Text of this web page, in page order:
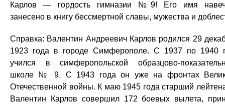
Карлов — гордость гимназии №9! Его имя
занесено в книгу бессмертной славы, мужества и
Справка: Валентин Андреевич Карлов родился 29
1923 года в городе Симферополе. С 1937 по 1940
учился в симферопольской образцово-
школе № 9. С 1943 года он уже на фронтах
Отечественной войны. К маю 1945 года старший
Валентин Карлов совершил 172 боевых вылета,